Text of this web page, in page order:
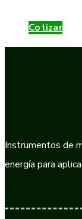
Cotizar
Instrumentos de
energía para